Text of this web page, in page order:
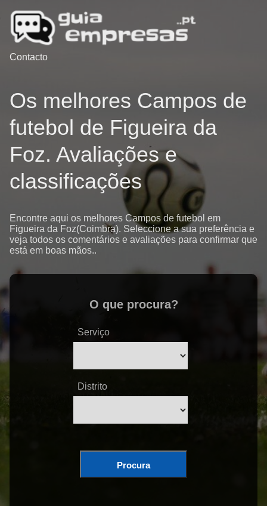
Contacto
Os melhores Campos de
futebol de Figueira da
Foz. Avaliações e
classificações
Encontre aqui os melhores Campos de futebol em
Figueira da Foz(Coimbra). Seleccione a sua preferência e
veja todos os comentários e avaliações para confirmar que
está em boas mãos..
O que procura?
Serviço
Distrito
Procura